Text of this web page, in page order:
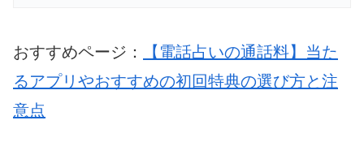
おすすめページ：
【電話占いの通話料】当た
るアプリやおすすめの初回特典の選び方と注
意点